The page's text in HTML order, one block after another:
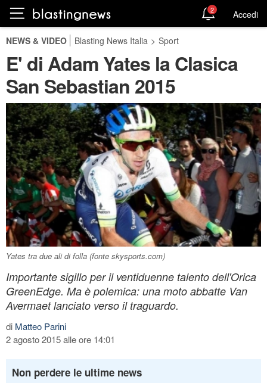
2 Accedi
NEWS & VIDEO Blasting News Italia > Sport
E' di Adam Yates la Clasica
San Sebastian 2015
Yates tra due ali di folla (fonte skysports.com)
Importante sigillo per il ventiduenne talento dell'Orica
GreenEdge. Ma è polemica: una moto abbatte Van
Avermaet lanciato verso il traguardo.
di Matteo Parini
2 agosto 2015 alle ore 14:01
Non perdere le ultime news